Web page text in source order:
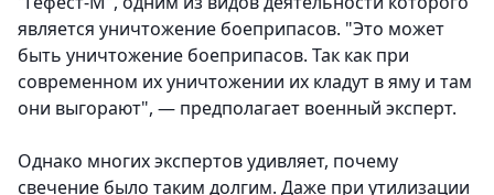
является уничтожение боеприпасов. "Это может
быть уничтожение боеприпасов. Так как при
современном их уничтожении их кладут в яму и там
они выгорают", — предполагает военный эксперт.
Однако многих экспертов удивляет, почему
свечение было таким долгим. Даже при утилизации